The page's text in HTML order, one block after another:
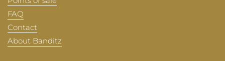
FAQ
Contact
About Banditz